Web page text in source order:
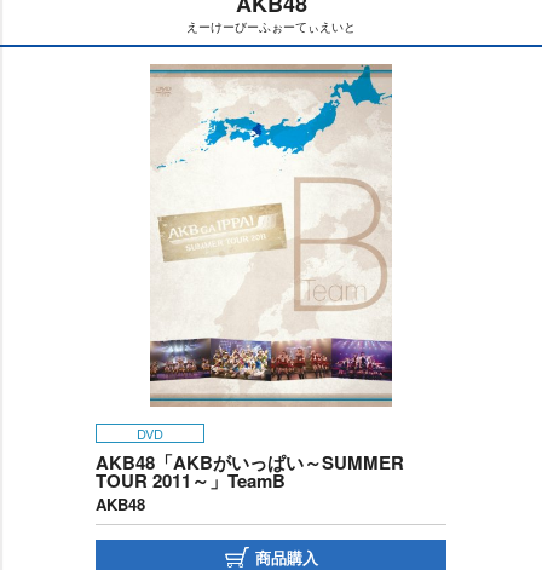
えーけーびーふぉーてぃえいと
DVD
AKB48「AKBがいっぱい～SUMMER
TOUR 2011～」TeamB
AKB48
商品購入